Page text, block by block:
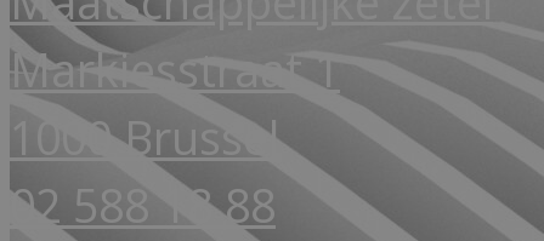
Markiesstraat 1
1000 Brussel
02 588 18 88